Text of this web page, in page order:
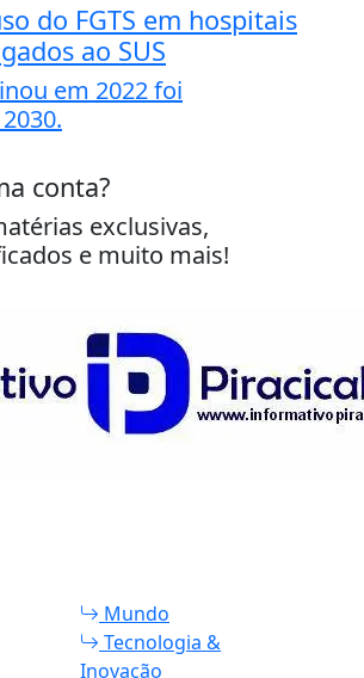
do FGTS em hospitais
ao SUS
em 2022 foi
conta?
exclusivas,
e muito mais!
Mundo
Tecnologia &
Inovação